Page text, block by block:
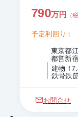
790万円 （
予定利回り：
東京都
都営新
建物
鉄骨鉄
お問合せ